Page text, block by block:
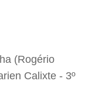
(Rogério
Calixte - 3º